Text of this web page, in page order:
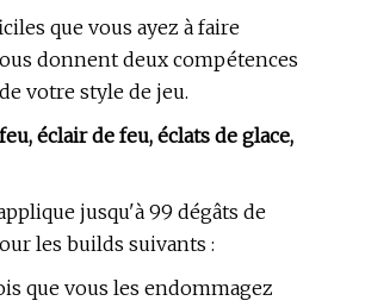
que vous ayez à faire
donnent deux compétences
votre style de jeu.
éclair de feu, éclats de glace,
jusqu'à 99 dégâts de
les builds suivants :
que vous les endommagez